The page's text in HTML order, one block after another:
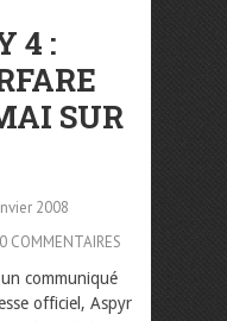
4 :
SUR
2008
0 COMMENTAIRES
communiqué
officiel, Aspyr